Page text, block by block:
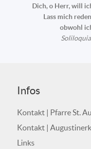
Dich, o Herr, will
Lass mich
obwohl
Infos
Kontakt | Pfarre St.
Kontakt |
Links